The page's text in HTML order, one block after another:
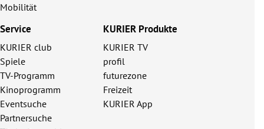
Mobilität
Service
KURIER club
Spiele
TV-Programm
Kinoprogramm
Eventsuche
Partnersuche
KURIER Produkte
KURIER TV
profil
futurezone
Freizeit
KURIER App